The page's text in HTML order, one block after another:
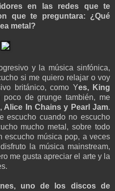
en las redes que te
que te preguntara: ¿Qué
metal?
y la música sinfónica,
si me quiero relajar o voy
británico, como Yes, King
poco de grunge también, me
Alice In Chains y Pearl Jam.
escucho cuando no escucho
mucho metal, sobre todo
escucho música pop, a veces
la música mainstream,
me gusta apreciar el arte y la
uno de los discos de